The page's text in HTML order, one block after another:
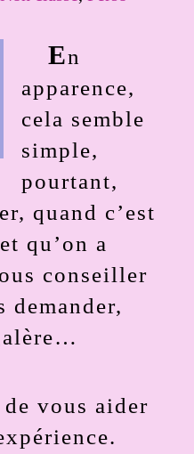
En
apparence,
cela semble
simple,
pourtant,
quand c’est
qu’on a
conseiller
demander,
vous aider